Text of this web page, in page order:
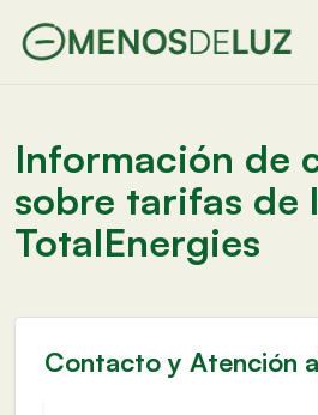
Información de
sobre tarifas de
TotalEnergies
Contacto y Atención